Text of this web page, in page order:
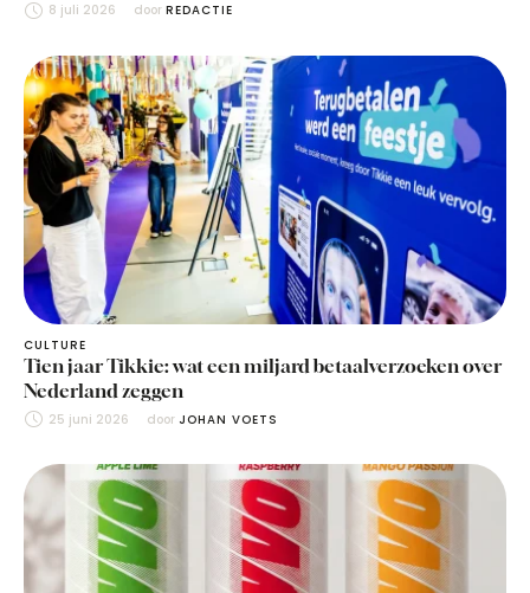
8 juli 2026 door REDACTIE
CULTURE
Tien jaar Tikkie: wat een miljard betaalverzoeken over
Nederland zeggen
25 juni 2026 door JOHAN VOETS